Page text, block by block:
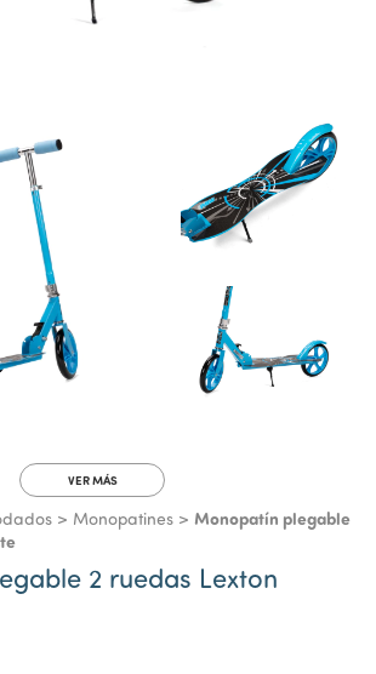
VER MÁS
> Monopatines > Monopatín plegable
2 ruedas Lexton